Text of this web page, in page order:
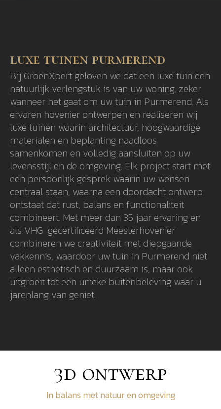
luxe tuinen purmerend
Bij GroenXpert geloven we dat een luxe tuin een
natuurlijk verlengstuk is van uw woning, zeker
wanneer het gaat om uw tuin in Purmerend. Als
ervaren hovenier ontwerpen en realiseren wij
luxe tuinen waarin architectuur, hoogwaardige
materialen en beplanting naadloos
samenkomen en volledig aansluiten op uw
levensstijl en de omgeving. Elk project start met
een persoonlijk gesprek waarin uw wensen
centraal staan, waarna een doordacht ontwerp
ontstaat dat rust, balans en functionaliteit
combineert. Met meer dan 35 jaar ervaring en
als VHG-gecertificeerd Meesterhovenier
combineren we creativiteit met diepgaande
vakkennis, waardoor uw tuin in Purmerend niet
alleen esthetisch en duurzaam is, maar ook
uitgroeit tot een unieke buitenbeleving waar u
jarenlang van geniet.
3d ontwerp
In balans met natuur en omgeving